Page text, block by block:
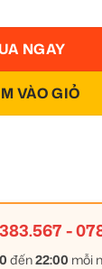
VÀO GIỎ
NGAY
-
đến22:00 mỗi